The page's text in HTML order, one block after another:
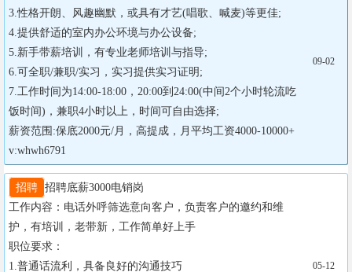
3.性格开朗、风趣幽默，或具有才艺(唱歌、喊麦)等更佳;
4.提供舒适的室内办公环境与办公设备;
5.新手带薪培训，有专业老师培训与指导;
6.可全职/兼职/实习，实习提供实习证明;
7.工作时间为14:00-18:00，20:00到24:00(中间2个小时轮流吃
饭时间)，兼职4小时以上，时间可自由选择;
薪资范围:保底2000元/月，高提成，月平均工资4000-10000+
v:whwh6791
09-02
招聘 招聘底薪3000电销岗
工作内容：电话外呼筛选意向客户，负责客户的邀约和维
护，有培训，老带新，工作简单好上手
职位要求：
1.普通话流利，具备良好的沟通技巧
05-12